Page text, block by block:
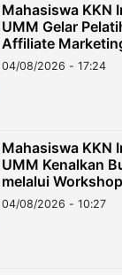
Mahasiswa KKN
UMM Gelar
Affiliate
Migran Indonesia
04/08/2026 - 17:24
Mahasiswa KKN
UMM Kenalkan
melalui
di Taiwan
04/08/2026 - 10:27